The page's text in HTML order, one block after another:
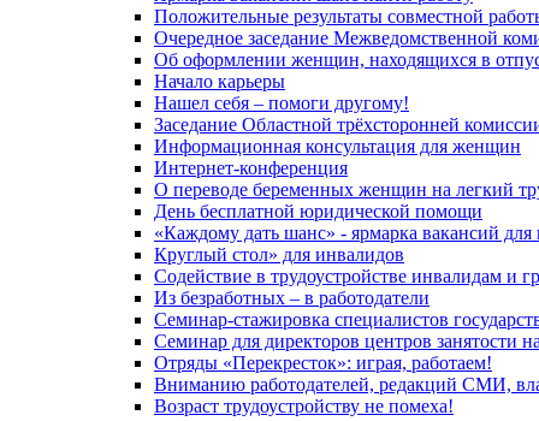
Положительные результаты совместной
Очередное заседание Межведомственной
Об оформлении женщин, находящихся в
Начало карьеры
Нашел себя – помоги другому!
Заседание Областной трёхсторонней
Информационная консультация для женщин
Интернет-конференция
О переводе беременных женщин на легкий
День бесплатной юридической помощи
«Каждому дать шанс» - ярмарка вакансий для
Круглый стол» для инвалидов
Содействие в трудоустройстве инвалидам и
Из безработных – в работодатели
Семинар-стажировка специалистов
Семинар для директоров центров занятости
Отряды «Перекресток»: играя, работаем!
Вниманию работодателей, редакций СМИ,
Возраст трудоустройству не помеха!